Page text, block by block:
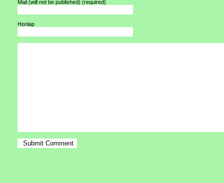
Mail (will not be published) (required)
Honlap